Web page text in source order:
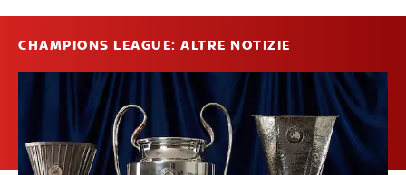
CHAMPIONS LEAGUE: ALTRE NOTIZIE